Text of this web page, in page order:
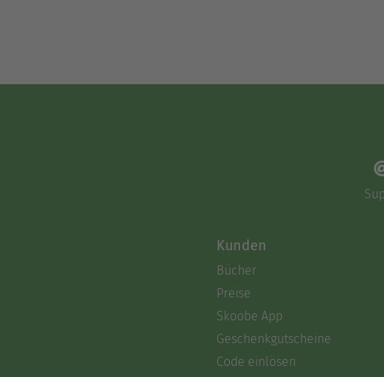
Kunden
Bücher
Preise
Skoobe App
Geschenkgutscheine
Code einlösen